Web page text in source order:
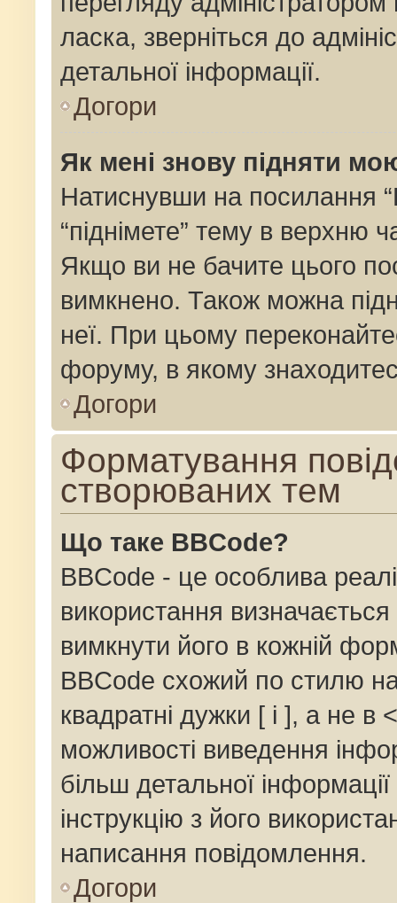
ласка, зверніться до
детальної інформації.
Догори
Як мені знову підняти
Натиснувши на посилання
“піднімете” тему в верхню
Якщо ви не бачите цього
вимкнено. Також можна
неї. При цьому
форуму, в якому
Догори
Форматування
створюваних тем
Що таке BBCode?
BBCode - це особлива
використання
вимкнути його в кожній
BBCode схожий по стилю
квадратні дужки [ і ], а не в
можливості виведення
більш детальної
інструкцію з його
написання повідомлення.
Догори